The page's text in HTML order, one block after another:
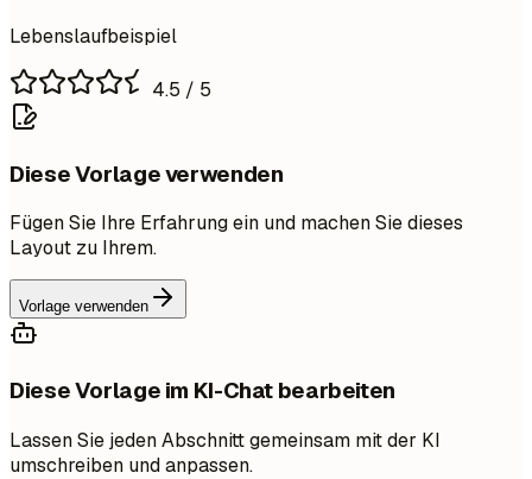
Lebenslaufbeispiel
4.5 / 5
Diese Vorlage verwenden
Fügen Sie Ihre Erfahrung ein und machen Sie dieses
Layout zu Ihrem.
Vorlage verwenden
Diese Vorlage im KI-Chat bearbeiten
Lassen Sie jeden Abschnitt gemeinsam mit der KI
umschreiben und anpassen.